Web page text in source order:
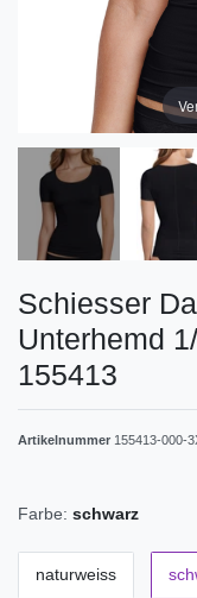
Schiesser
Unterhemd
155413
Artikelnummer 155413-000-
Farbe: schwarz
naturweiss